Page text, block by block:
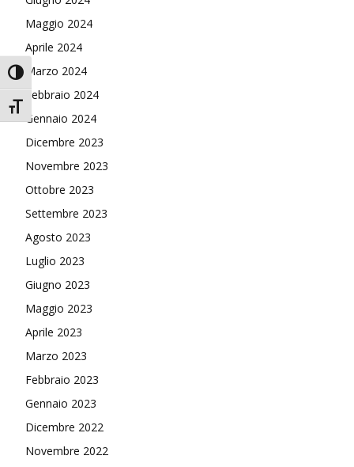
Attiva/disattiva alto contrasto
Attiva/disattiva dimensione testo
Maggio 2024
Aprile 2024
Marzo 2024
Febbraio 2024
Gennaio 2024
Dicembre 2023
Novembre 2023
Ottobre 2023
Settembre 2023
Agosto 2023
Luglio 2023
Giugno 2023
Maggio 2023
Aprile 2023
Marzo 2023
Febbraio 2023
Gennaio 2023
Dicembre 2022
Novembre 2022